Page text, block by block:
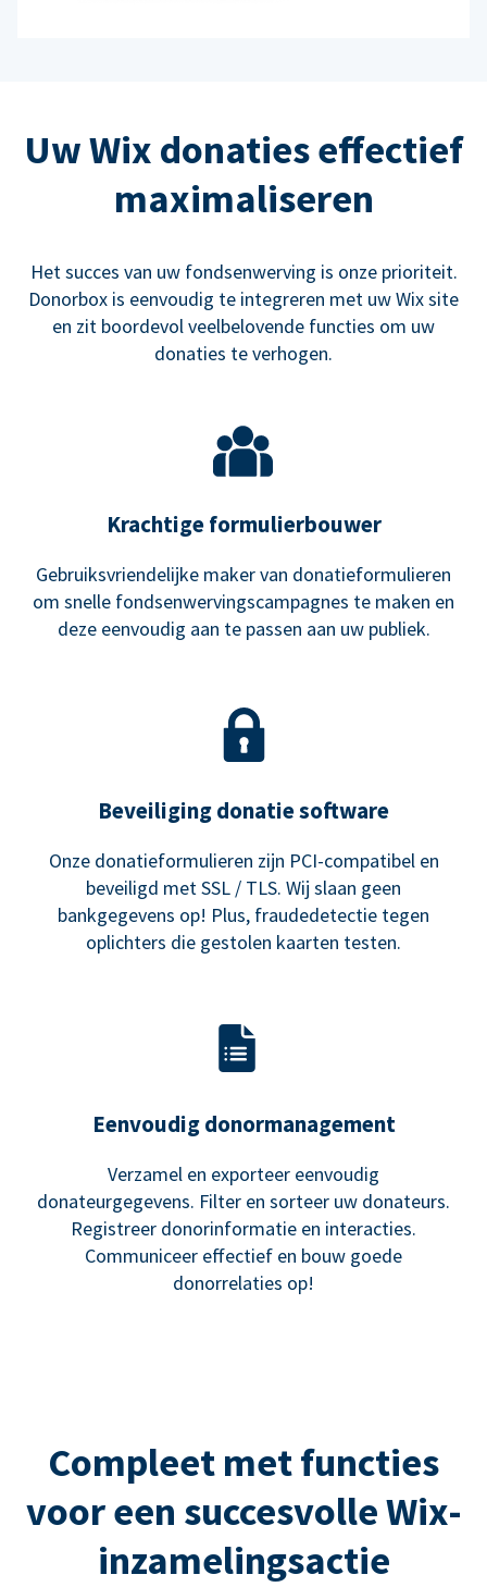
Uw Wix donaties effectief
maximaliseren
Het succes van uw fondsenwerving is onze prioriteit.
Donorbox is eenvoudig te integreren met uw Wix site
en zit boordevol veelbelovende functies om uw
donaties te verhogen.
Krachtige formulierbouwer
Gebruiksvriendelijke maker van donatieformulieren
om snelle fondsenwervingscampagnes te maken en
deze eenvoudig aan te passen aan uw publiek.
Beveiliging donatie software
Onze donatieformulieren zijn PCI-compatibel en
beveiligd met SSL / TLS. Wij slaan geen
bankgegevens op! Plus, fraudedetectie tegen
oplichters die gestolen kaarten testen.
Eenvoudig donormanagement
Verzamel en exporteer eenvoudig
donateurgegevens. Filter en sorteer uw donateurs.
Registreer donorinformatie en interacties.
Communiceer effectief en bouw goede
donorrelaties op!
Compleet met functies
voor een succesvolle Wix-
inzamelingsactie